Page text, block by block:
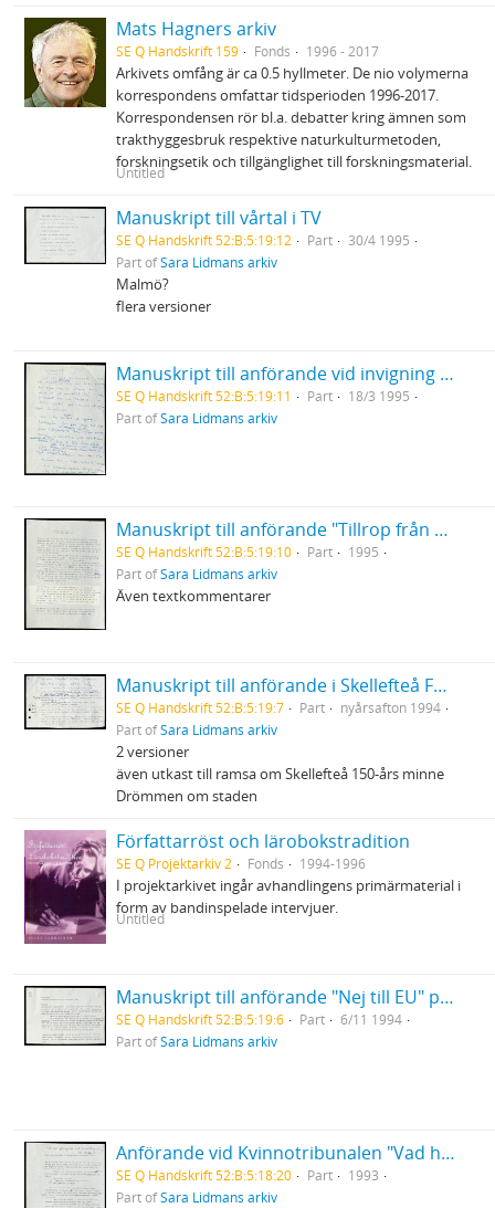
Mats Hagners arkiv
SE Q Handskrift 159 Fonds 1996 - 2017
Arkivets omfång är ca 0.5 hyllmeter. De nio volymerna
korrespondens omfattar tidsperioden 1996-2017.
Korrespondensen rör bl.a. debatter kring ämnen som
trakthyggesbruk respektive naturkulturmetoden,
forskningsetik och tillgänglighet till forskningsmaterial.
Untitled
Manuskript till vårtal i TV
SE Q Handskrift 52:B:5:19:12 Part
30/4 1995
Part ofSara Lidmans arkiv
Malmö?
flera versioner
Manuskript till anförande vid invigning av biblioteket i Skellefteå "Tranrop"
SE Q Handskrift 52:B:5:19:11 Part
18/3 1995
Part ofSara Lidmans arkiv
Manuskript till anförande "Tillrop från Sara" vid premiären av Hästen och tranan
SE Q Handskrift 52:B:5:19:10 Part
1995
Part ofSara Lidmans arkiv
Även textkommentarer
Manuskript till anförande i Skellefteå Folkets Park
SE Q Handskrift 52:B:5:19:7 Part
nyårsafton 1994
Part ofSara Lidmans arkiv
2 versioner
även utkast till ramsa om Skellefteå 150-års minne
Drömmen om staden
Författarröst och lärobokstradition
SE Q Projektarkiv 2 Fonds 1994-1996
I projektarkivet ingår avhandlingens primärmaterial i
form av bandinspelade intervjuer.
Untitled
Manuskript till anförande "Nej till EU" på Stadsteaterns gala
SE Q Handskrift 52:B:5:19:6 Part
6/11 1994
Part ofSara Lidmans arkiv
Anförande vid Kvinnotribunalen "Vad har pornografi med atomklyvning att skaffa"
SE Q Handskrift 52:B:5:18:20 Part
1993
Part ofSara Lidmans arkiv